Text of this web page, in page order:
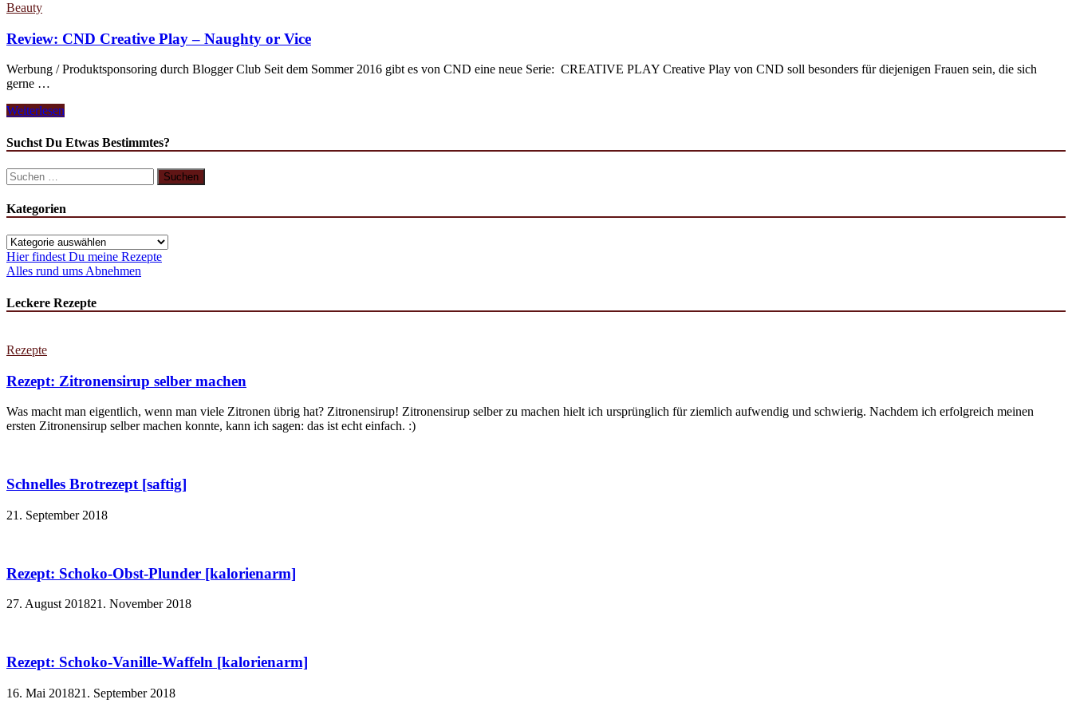
Beauty
Review: CND Creative Play – Naughty or Vice
Werbung / Produktsponsoring durch Blogger Club Seit dem Sommer 2016 gibt es von CND eine neue Serie: CREATIVE PLAY Creative Play von CND soll besonders für diejenigen Frauen sein, die sich
gerne …
Review:
Creative
Play
–
Naughty
Vice
Weiterlesen
Suchst Du Etwas Bestimmtes?
Suchen
nach:
Kategorien
Kategorien
Hier findest Du meine Rezepte
Alles rund ums Abnehmen
Leckere Rezepte
Rezepte
Rezept: Zitronensirup selber machen
Was macht man eigentlich, wenn man viele Zitronen übrig hat? Zitronensirup! Zitronensirup selber zu machen hielt ich ursprünglich für ziemlich aufwendig und schwierig. Nachdem ich erfolgreich meinen
ersten Zitronensirup selber machen konnte, kann ich sagen: das ist echt einfach. :)
Schnelles Brotrezept [saftig]
21. September 2018
Rezept: Schoko-Obst-Plunder [kalorienarm]
27. August 201821. November 2018
Rezept: Schoko-Vanille-Waffeln [kalorienarm]
16. Mai 201821. September 2018